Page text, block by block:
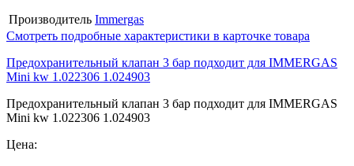
Производитель Immergas
Смотреть подробные характеристики в карточке товара
Предохранительный клапан 3 бар подходит для IMMERGAS
Mini kw 1.022306 1.024903
Предохранительный клапан 3 бар подходит для IMMERGAS
Mini kw 1.022306 1.024903
Цена: